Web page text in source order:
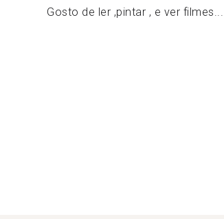
Gosto de ler ,pintar , e ver filmes...